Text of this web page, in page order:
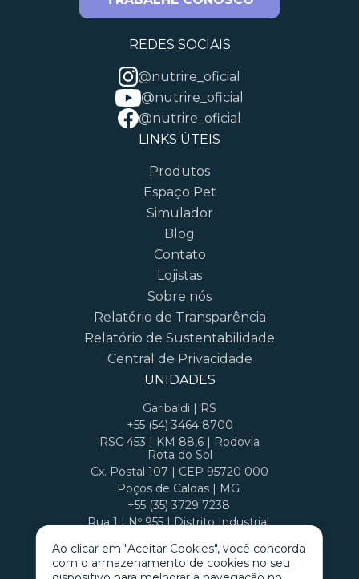
Ao clicar em "Aceitar Cookies", você concorda
com o armazenamento de cookies no seu
REDES SOCIAIS
@nutrire_oficial
@nutrire_oficial
@nutrire_oficial
LINKS ÚTEIS
Produtos
Espaço Pet
Simulador
Blog
Contato
Lojistas
Sobre nós
Relatório de Transparência
Relatório de Sustentabilidade
Central de Privacidade
UNIDADES
Garibaldi | RS
+55 (54) 3464 8700
RSC 453 | KM 88,6 | Rodovia
Rota do Sol
Cx. Postal 107 | CEP 95720 000
Poços de Caldas | MG
+55 (35) 3729 7238
Rua 1 | Nº 955 | Distrito Industrial